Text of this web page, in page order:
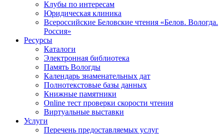
Клубы по интересам
Юридическая клиника
Всероссийские Беловские чтения «Белов. Вологда.
Россия»
Ресурсы
Каталоги
Электронная библиотека
Память Вологды
Календарь знаменательных дат
Полнотекстовые базы данных
Книжные памятники
Online тест проверки скорости чтения
Виртуальные выставки
Услуги
Перечень предоставляемых услуг